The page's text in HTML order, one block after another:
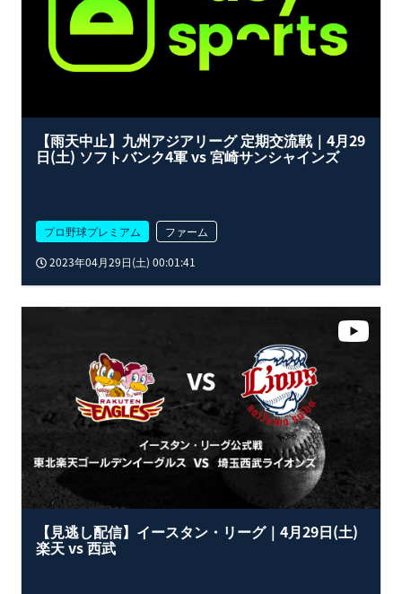
【雨天中止】九州アジアリーグ 定期交流戦｜4月29
日(土) ソフトバンク4軍 vs 宮崎サンシャインズ
プロ野球プレミアム
ファーム
2023年04月29日(土) 00:01:41
【見逃し配信】イースタン・リーグ｜4月29日(土)
楽天 vs 西武